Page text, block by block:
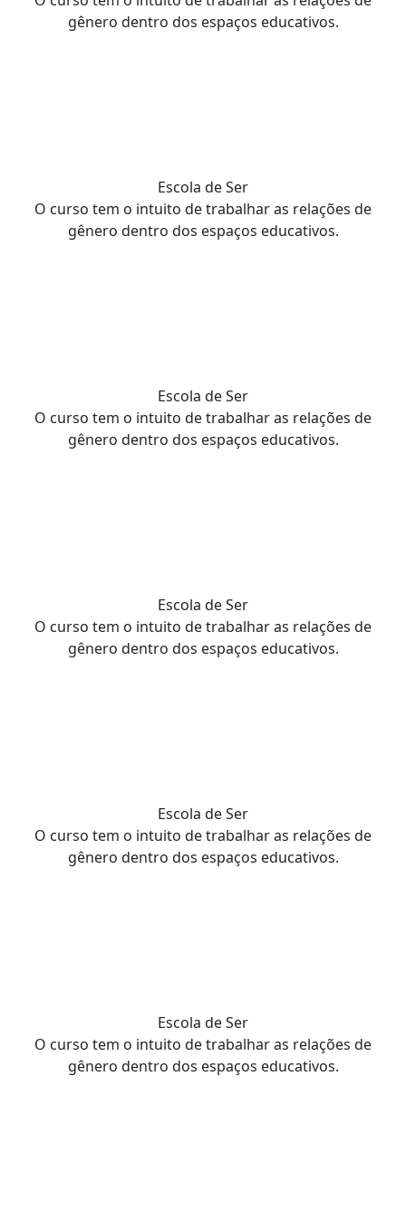
gênero dentro dos espaços educativos.
Escola de Ser
O curso tem o intuito de trabalhar as relações de
gênero dentro dos espaços educativos.
Escola de Ser
O curso tem o intuito de trabalhar as relações de
gênero dentro dos espaços educativos.
Escola de Ser
O curso tem o intuito de trabalhar as relações de
gênero dentro dos espaços educativos.
Escola de Ser
O curso tem o intuito de trabalhar as relações de
gênero dentro dos espaços educativos.
Escola de Ser
O curso tem o intuito de trabalhar as relações de
gênero dentro dos espaços educativos.